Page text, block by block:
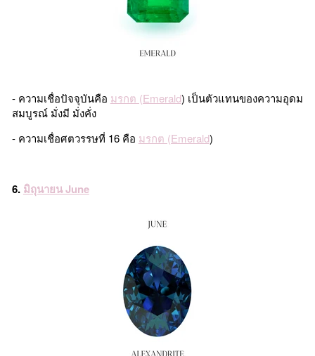
- ความเชื่อปัจจุบันคือ มรกต (Emerald) เป็นตัวแทนของความอุดม
สมบูรณ์ มั่งมี มั่งคั่ง
- ความเชื่อศตวรรษที่ 16 คือ มรกต (Emerald)
6. มิถุนายน June